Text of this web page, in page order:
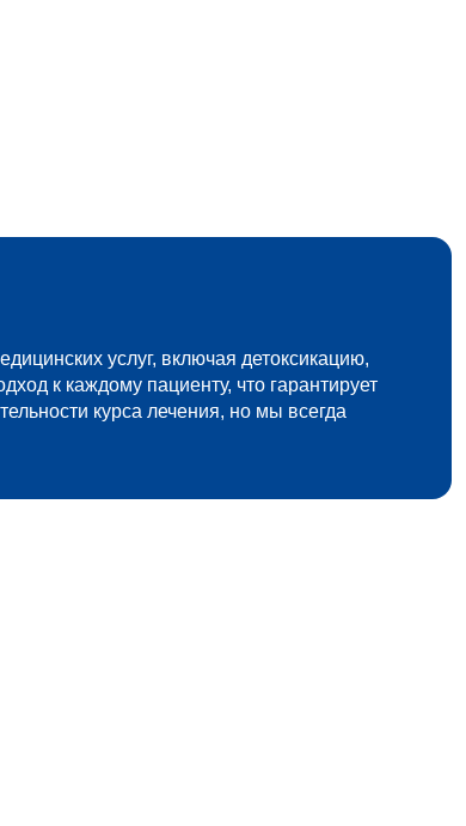
услуг, включая детоксикацию,
к каждому пациенту, что гарантирует
курса лечения, но мы всегда